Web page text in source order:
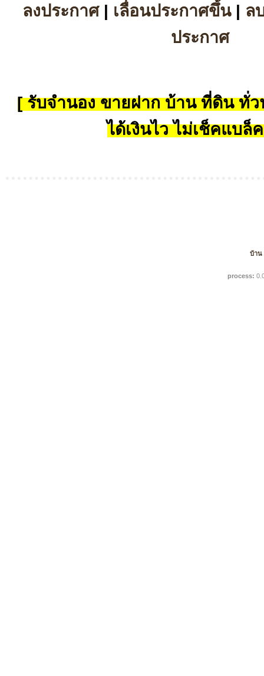
ลงประกาศ| เลื่อนประกาศขึ้น| ล
ประกาศ
[ รับจำนอง ขายฝาก บ้าน ที่ดิน ทั่ว
ได้เงินไว ไม่เช็คแบล็
บ้าน
process: